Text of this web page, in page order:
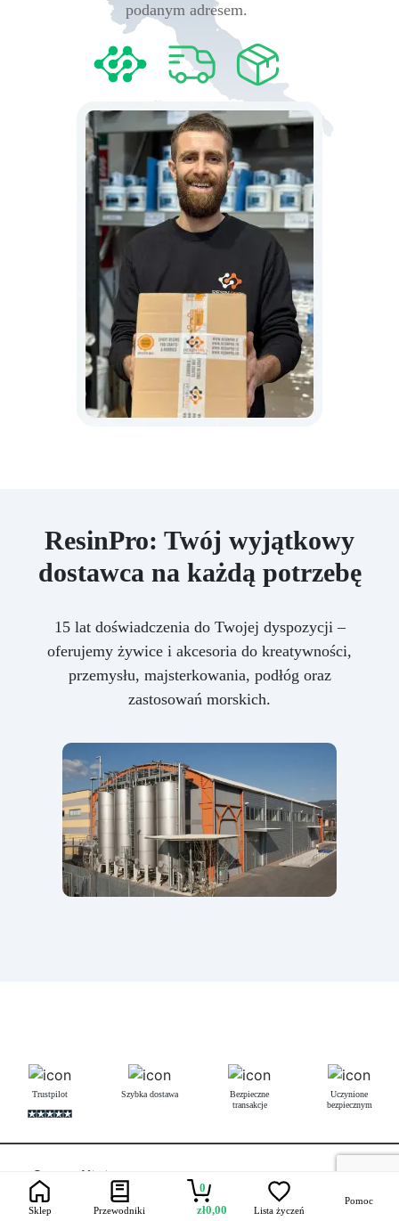
podanym adresem.
ResinPro: Twój wyjątkowy
dostawca na każdą potrzebę
15 lat doświadczenia do Twojej dyspozycji –
oferujemy żywice i akcesoria do kreatywności,
przemysłu, majsterkowania, podłóg oraz
zastosowań morskich.
Trustpilot Szybka dostawa
Bezpieczne
transakcje
Uczynione
bezpiecznym
Łączność
Sklep Przewodniki
0
zł0,00 Lista życzeń
Pomoc